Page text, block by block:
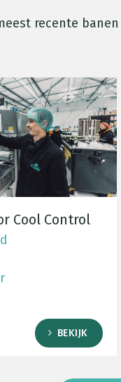
recente
Cool Control
BEKIJK